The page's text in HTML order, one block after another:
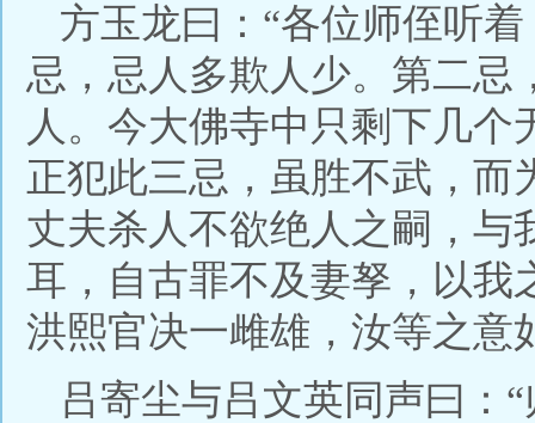
方玉龙曰：“各位师侄听
忌，忌人多欺人少。第二忌
人。今大佛寺中只剩下几
正犯此三忌，虽胜不武，而
丈夫杀人不欲绝人之嗣，与
耳，自古罪不及妻孥，以我
洪熙官决一雌雄，汝等之意
吕寄尘与吕文英同声曰：